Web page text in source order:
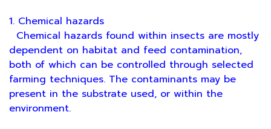
1. Chemical hazards
Chemical hazards found within insects are mostly
dependent on habitat and feed contamination,
both of which can be controlled through selected
farming techniques. The contaminants may be
present in the substrate used, or within the
environment.